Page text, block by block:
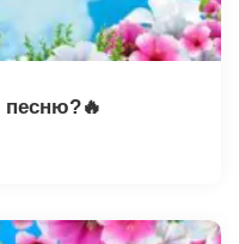
песню?🔥